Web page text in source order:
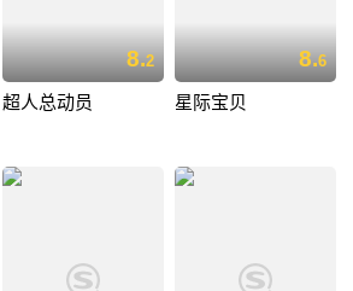
8.2
超人总动员
8.6
星际宝贝